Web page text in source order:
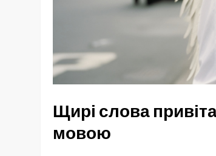
Щирі слова
мовою